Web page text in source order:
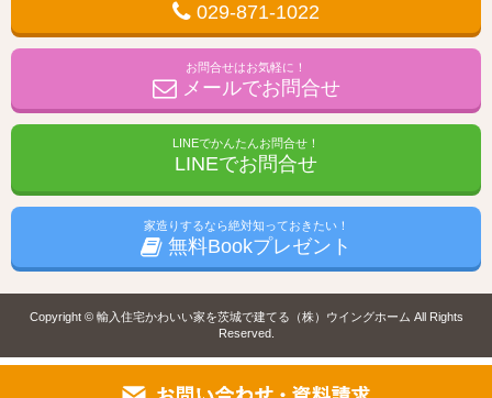
029-871-1022
お問合せはお気軽に！
メールでお問合せ
LINEでかんたんお問合せ！
LINEでお問合せ
家造りするなら絶対知っておきたい！
無料Bookプレゼント
Copyright © 輸入住宅かわいい家を茨城で建てる（株）ウイングホーム All Rights
Reserved.